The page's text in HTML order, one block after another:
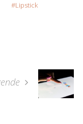
Lipstick